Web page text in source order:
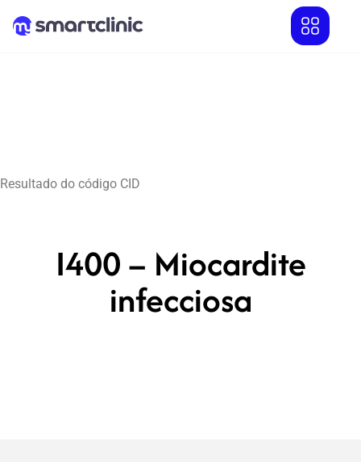
Resultado do código CID
I400 – Miocardite
infecciosa